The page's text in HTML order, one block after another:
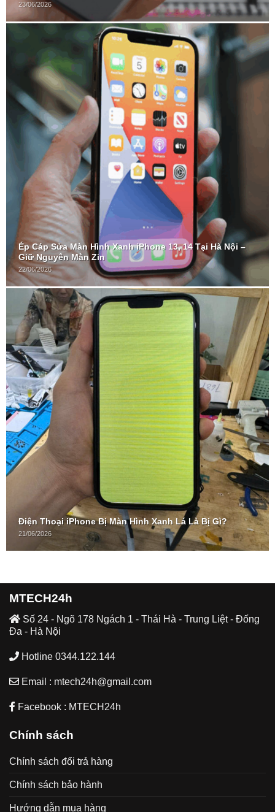
23/06/2026
Ép Cáp Sửa Màn Hình Xanh iPhone 13, 14 Tại Hà Nội –
Giữ Nguyên Màn Zin
22/06/2026
Điện Thoại iPhone Bị Màn Hình Xanh Lá Là Bị Gì?
21/06/2026
MTECH24h
Số 24 - Ngõ 178 Ngách 1 - Thái Hà - Trung Liệt - Đống
Đa - Hà Nội
Hotline 0344.122.144
Email : mtech24h@gmail.com
Facebook : MTECH24h
Chính sách
Chính sách đổi trả hàng
Chính sách bảo hành
Hướng dẫn mua hàng